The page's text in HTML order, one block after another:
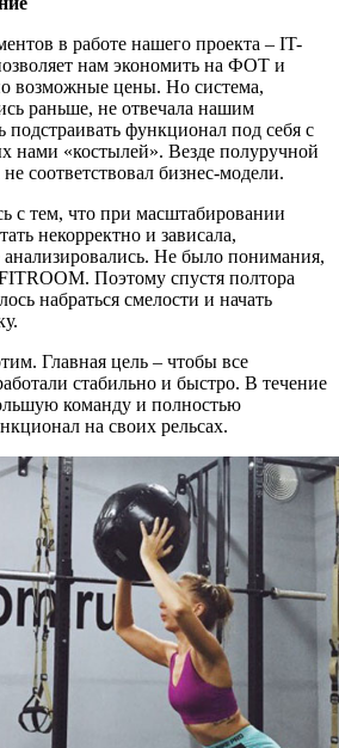
в работе нашего проекта – IT-
нам экономить на ФОТ и
возможные цены. Но система,
раньше, не отвечала нашим
подстраивать функционал под себя с
«костылей». Везде полуручной
соответствовал бизнес-модели.
с тем, что при масштабировании
некорректно и зависала,
Не было понимания,
Поэтому спустя полтора
набраться смелости и начать
Главная цель – чтобы все
стабильно и быстро. В течение
команду и полностью
на своих рельсах.